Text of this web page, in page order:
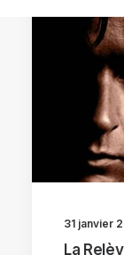
31 janvier
La